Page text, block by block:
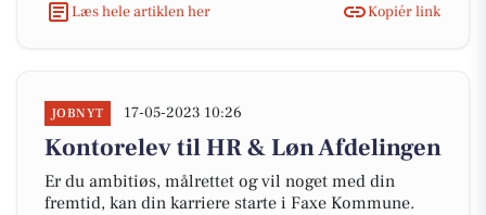
Læs hele artiklen her
Kopiér link
JOBNYT 17-05-2023 10:26
Kontorelev til HR & Løn Afdelingen
Er du ambitiøs, målrettet og vil noget med din
fremtid, kan din karriere starte i Faxe Kommune.